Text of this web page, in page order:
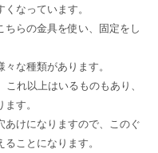
なっています。
らの金具を使い、固定をし
な種類があります。
れ以上はいるものもあり、
す。
けになりますので、このぐ
ことになります。